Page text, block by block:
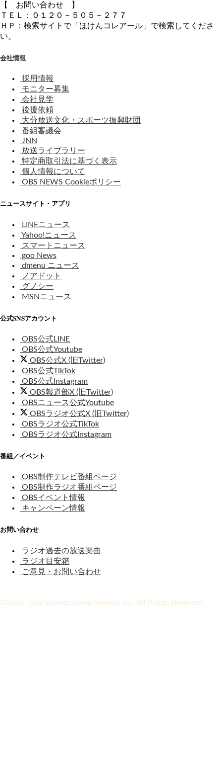
【 お問い合わせ 】
ＴＥＬ：０１２０－５０５－２７７
ＨＰ：検索サイトで「ほけんコレアール」で検索してくださ
い。
会社情報
採用情報
モニター募集
会社見学
後援依頼
大分放送文化・スポーツ振興財団
番組審議会
JNN
放送ライブラリー
特定商取引法に基づく表示
個人情報について
OBS NEWS Cookieポリシー
ニュースサイト・アプリ
LINEニュース
Yahoo!ニュース
スマートニュース
goo News
dmenu ニュース
ノアドット
グノシー
MSNニュース
公式SNSアカウント
OBS公式LINE
OBS公式Youtube
OBS公式X (旧Twitter)
OBS公式TikTok
OBS公式Instagram
OBS報道部X (旧Twitter)
OBSニュース公式Youtube
OBSラジオ公式X (旧Twitter)
OBSラジオ公式TikTok
OBSラジオ公式Instagram
番組／イベント
OBS制作テレビ番組ページ
OBS制作ラジオ番組ページ
OBSイベント情報
キャンペーン情報
お問い合わせ
ラジオ過去の放送楽曲
ラジオ目安箱
ご意見・お問い合わせ
©2026 Oita Broadcasting System, Inc. All Rights Reserved.